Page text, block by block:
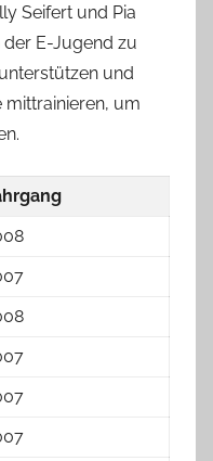
Seifert und Pia
E-Jugend zu
und
mittrainieren, um